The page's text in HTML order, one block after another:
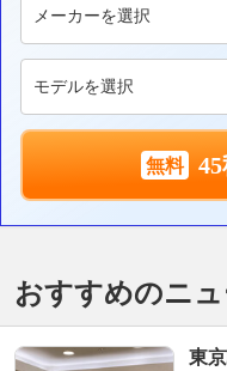
おすすめのニュ
東